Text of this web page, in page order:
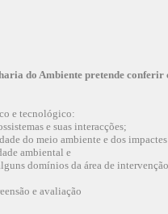
do Ambiente pretende conferir
e tecnológico:
e suas interacções;
do meio ambiente e dos
ambiental e
domínios da área de
e avaliação